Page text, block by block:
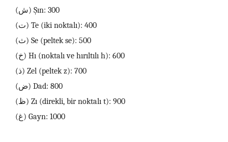
(ش) Şın: 300
(ت) Te (iki noktalı): 400
(ث) Se (peltek se): 500
(خ) Hı (noktalı ve hırıltılı h): 600
(ذ) Zel (peltek z): 700
(ض) Dad: 800
(ظ) Zı (direkli, bir noktalı t): 900
(غ) Gayn: 1000